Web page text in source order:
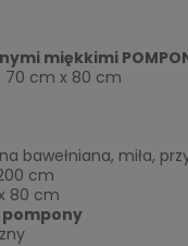
miękkimi
70 cm x 80 cm
bawełniana, miła,
cm
80 cm
pompony